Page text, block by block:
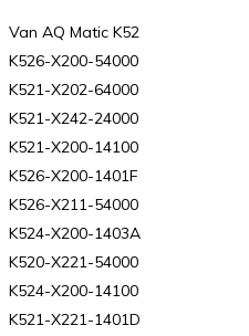
Van AQ Matic K52
K526-X200-54000
K521-X202-64000
K521-X242-24000
K521-X200-14100
K526-X200-1401F
K526-X211-54000
K524-X200-1403A
K520-X221-54000
K524-X200-14100
K521-X221-1401D